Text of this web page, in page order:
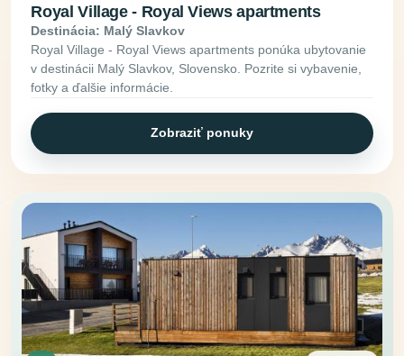
Royal Village - Royal Views apartments
Destinácia: Malý Slavkov
Royal Village - Royal Views apartments ponúka ubytovanie
v destinácii Malý Slavkov, Slovensko. Pozrite si vybavenie,
fotky a ďalšie informácie.
Zobraziť ponuky